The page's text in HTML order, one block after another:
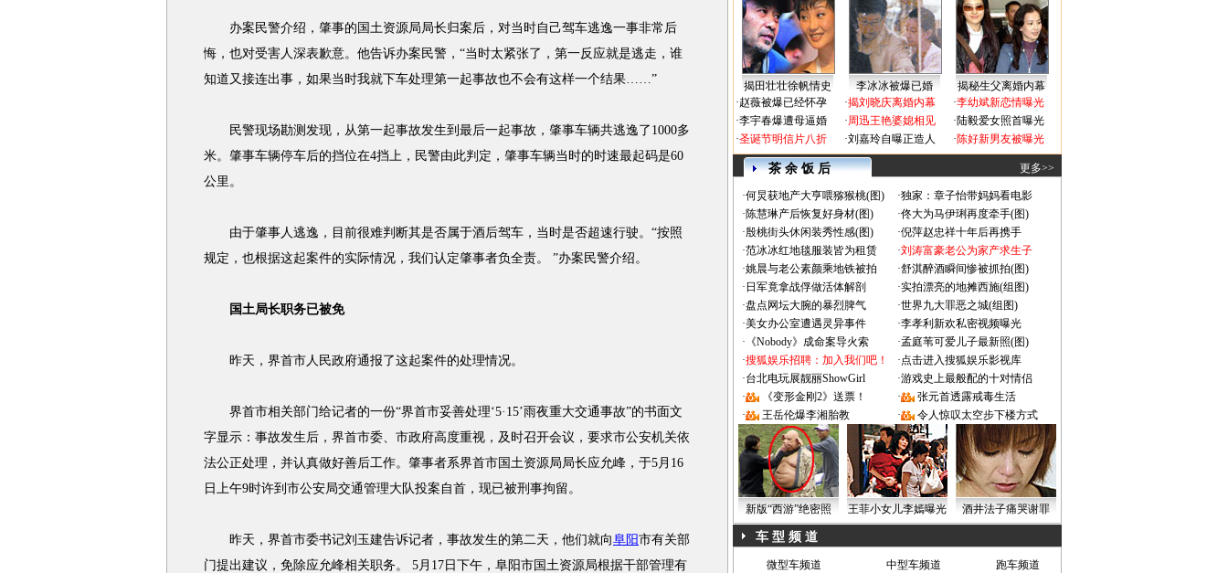
办案民警介绍，肇事的国土资源局局长归案后，对当时自己驾车逃逸一事非常后
悔，也对受害人深表歉意。他告诉办案民警，“当时太紧张了，第一反应就是逃走，谁
知道又接连出事，如果当时我就下车处理第一起事故也不会有这样一个结果……”
民警现场勘测发现，从第一起事故发生到最后一起事故，肇事车辆共逃逸了1000多
米。肇事车辆停车后的挡位在4挡上，民警由此判定，肇事车辆当时的时速最起码是60
公里。
由于肇事人逃逸，目前很难判断其是否属于酒后驾车，当时是否超速行驶。“按照
规定，也根据这起案件的实际情况，我们认定肇事者负全责。 ”办案民警介绍。
国土局长职务已被免
昨天，界首市人民政府通报了这起案件的处理情况。
界首市相关部门给记者的一份“界首市妥善处理‘5·15’雨夜重大交通事故”的书面文
字显示：事故发生后，界首市委、市政府高度重视，及时召开会议，要求市公安机关依
法公正处理，并认真做好善后工作。肇事者系界首市国土资源局局长应允峰，于5月16
日上午9时许到市公安局交通管理大队投案自首，现已被刑事拘留。
昨天，界首市委书记刘玉建告诉记者，事故发生的第二天，他们就向阜阳市有关部
门提出建议，免除应允峰相关职务。 5月17日下午，阜阳市国土资源局根据干部管理有
揭田壮壮徐帆情史 李冰冰被爆已婚
揭秘生父离婚内幕
·赵薇被爆已经怀孕
·李宇春爆遭母逼婚
·圣诞节明信片八折
·揭刘晓庆离婚内幕
·周迅王艳婆媳相见
·刘嘉玲自曝正造人
·李幼斌新恋情曝光
·陆毅爱女照首曝光
·陈好新男友被曝光
茶 余 饭 后 更多>>
·何炅获地产大亨喂猕猴桃(图) ·独家：章子怡带妈妈看电影
·陈慧琳产后恢复好身材(图) ·佟大为马伊琍再度牵手(图)
·殷桃街头休闲装秀性感(图) ·倪萍赵忠祥十年后再携手
·范冰冰红地毯服装皆为租赁 ·刘涛富豪老公为家产求生子
·姚晨与老公素颜乘地铁被拍 ·舒淇醉酒瞬间惨被抓拍(图)
· 日军竟拿战俘做活体解剖 ·实拍漂亮的地摊西施(组图)
·盘点网坛大腕的暴烈脾气 ·世界九大罪恶之城(组图)
·美女办公室遭遇灵异事件 ·李孝利新欢私密视频曝光
· 《Nobody》成命案导火索 ·孟庭苇可爱儿子最新照(图)
·搜狐娱乐招聘：加入我们吧！ ·点击进入搜狐娱乐影视库
·台北电玩展靓丽ShowGirl ·游戏史上最般配的十对情侣
·
《变形金刚2》送票！ ·
张元首透露戒毒生活
·
王岳伦爆李湘胎教 · 令人惊叹太空步下楼方式
新版“西游”绝密照 王菲小女儿李嫣曝光 酒井法子痛哭谢罪
车 型 频 道
微型车频道 中型车频道
跑车频道